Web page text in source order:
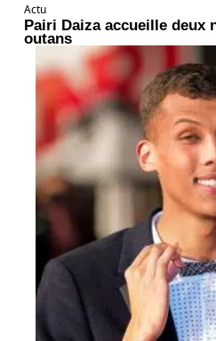
Actu
Pairi Daiza accueille deux
outans